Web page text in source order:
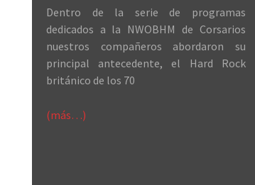
Dentro de la serie de programas
dedicados a la NWOBHM de Corsarios
nuestros compañeros abordaron su
principal antecedente, el Hard Rock
británico de los 70
(más…)